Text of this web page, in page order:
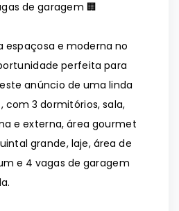
de garagem 🏢
espaçosa e moderna no
perfeita para
anúncio de uma linda
com 3 dormitórios, sala,
e externa, área gourmet
grande, laje, área de
e 4 vagas de garagem